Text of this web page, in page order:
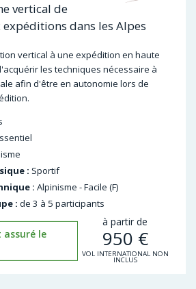
vertical de
dans les Alpes
vertical à une expédition en haute
les techniques nécessaire à
afin d'être en autonomie lors de
: Sportif
: Alpinisme - Facile (F)
: de 3 à 5 participants
assuré le
à partir de
950 €
VOL INTERNATIONAL NON
INCLUS